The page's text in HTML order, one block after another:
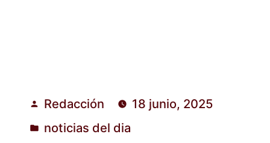
Publicado
por
Redacción 18 junio, 2025
Publicado
noticias del dia